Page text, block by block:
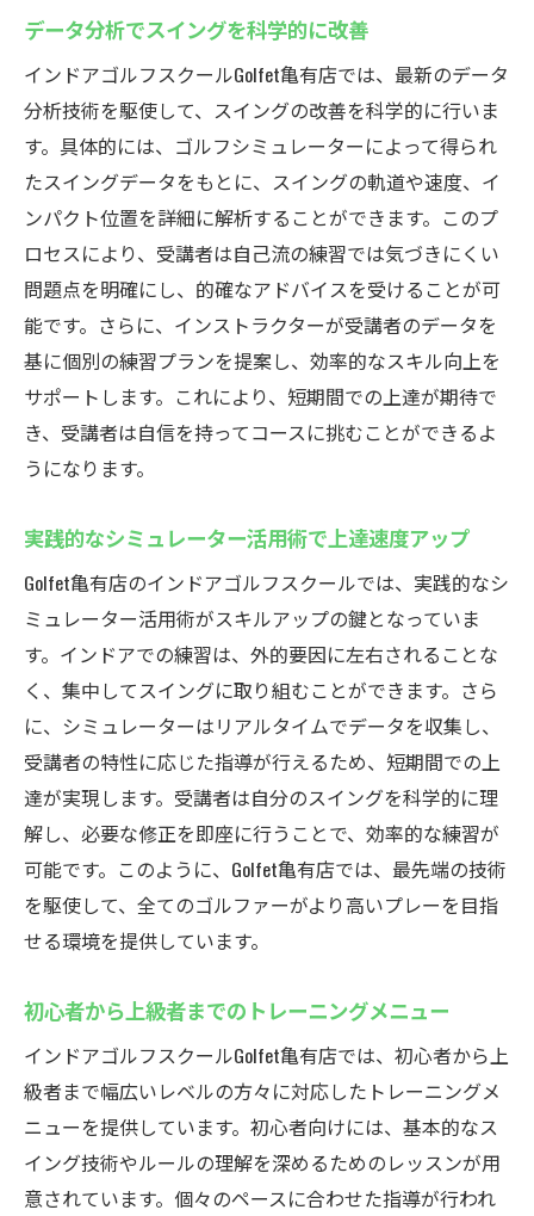
データ分析でスイングを科学的に改善
インドアゴルフスクールGolfet亀有店では、最新のデータ
分析技術を駆使して、スイングの改善を科学的に行いま
す。具体的には、ゴルフシミュレーターによって得られ
たスイングデータをもとに、スイングの軌道や速度、イ
ンパクト位置を詳細に解析することができます。このプ
ロセスにより、受講者は自己流の練習では気づきにくい
問題点を明確にし、的確なアドバイスを受けることが可
能です。さらに、インストラクターが受講者のデータを
基に個別の練習プランを提案し、効率的なスキル向上を
サポートします。これにより、短期間での上達が期待で
き、受講者は自信を持ってコースに挑むことができるよ
うになります。
実践的なシミュレーター活用術で上達速度アップ
Golfet亀有店のインドアゴルフスクールでは、実践的なシ
ミュレーター活用術がスキルアップの鍵となっていま
す。インドアでの練習は、外的要因に左右されることな
く、集中してスイングに取り組むことができます。さら
に、シミュレーターはリアルタイムでデータを収集し、
受講者の特性に応じた指導が行えるため、短期間での上
達が実現します。受講者は自分のスイングを科学的に理
解し、必要な修正を即座に行うことで、効率的な練習が
可能です。このように、Golfet亀有店では、最先端の技術
を駆使して、全てのゴルファーがより高いプレーを目指
せる環境を提供しています。
初心者から上級者までのトレーニングメニュー
インドアゴルフスクールGolfet亀有店では、初心者から上
級者まで幅広いレベルの方々に対応したトレーニングメ
ニューを提供しています。初心者向けには、基本的なス
イング技術やルールの理解を深めるためのレッスンが用
意されています。個々のペースに合わせた指導が行われ